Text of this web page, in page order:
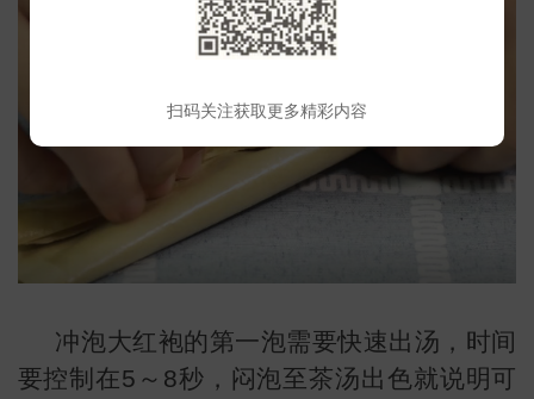
扫码关注获取更多精彩内容
常
冲泡大红袍的第一泡需要快速出汤，时间
要控制在5～8秒，闷泡至茶汤出色就说明可